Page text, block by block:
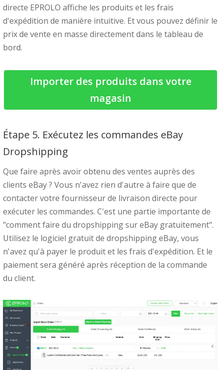
directe EPROLO affiche les produits et les frais
d'expédition de manière intuitive. Et vous pouvez définir le
prix de vente en masse directement dans le tableau de
bord.
Importer des produits dans votre
magasin
Étape 5. Exécutez les commandes eBay
Dropshipping
Que faire après avoir obtenu des ventes auprès des
clients eBay ? Vous n'avez rien d'autre à faire que de
contacter votre fournisseur de livraison directe pour
exécuter les commandes. C'est une partie importante de
"comment faire du dropshipping sur eBay gratuitement".
Utilisez le logiciel gratuit de dropshipping eBay, vous
n'avez qu'à payer le produit et les frais d'expédition. Et le
paiement sera généré après réception de la commande
du client.